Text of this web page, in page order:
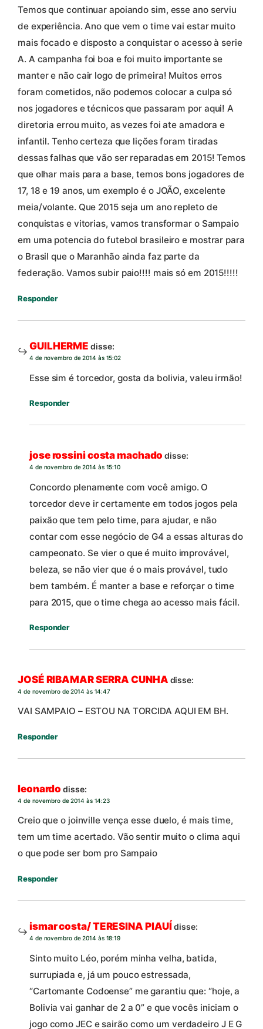
Temos que continuar apoiando sim, esse ano serviu
de experiência. Ano que vem o time vai estar muito
mais focado e disposto a conquistar o acesso à serie
A. A campanha foi boa e foi muito importante se
manter e não cair logo de primeira! Muitos erros
foram cometidos, não podemos colocar a culpa só
nos jogadores e técnicos que passaram por aqui! A
diretoria errou muito, as vezes foi ate amadora e
infantil. Tenho certeza que lições foram tiradas
dessas falhas que vão ser reparadas em 2015! Temos
que olhar mais para a base, temos bons jogadores de
17, 18 e 19 anos, um exemplo é o JOÃO, excelente
meia/volante. Que 2015 seja um ano repleto de
conquistas e vitorias, vamos transformar o Sampaio
em uma potencia do futebol brasileiro e mostrar para
o Brasil que o Maranhão ainda faz parte da
federação. Vamos subir paio!!!! mais só em 2015!!!!!
Responder
GUILHERME disse:
4 de novembro de 2014 às 15:02
Esse sim é torcedor, gosta da bolivia, valeu irmão!
Responder
jose rossini costa machado disse:
4 de novembro de 2014 às 15:10
Concordo plenamente com você amigo. O
torcedor deve ir certamente em todos jogos pela
paixão que tem pelo time, para ajudar, e não
contar com esse negócio de G4 a essas alturas do
campeonato. Se vier o que é muito improvável,
beleza, se não vier que é o mais provável, tudo
bem também. É manter a base e reforçar o time
para 2015, que o time chega ao acesso mais fácil.
Responder
JOSÉ RIBAMAR SERRA CUNHA disse:
4 de novembro de 2014 às 14:47
VAI SAMPAIO – ESTOU NA TORCIDA AQUI EM BH.
Responder
leonardo disse:
4 de novembro de 2014 às 14:23
Creio que o joinville vença esse duelo, é mais time,
tem um time acertado. Vão sentir muito o clima aqui
o que pode ser bom pro Sampaio
Responder
ismar costa/ TERESINA PIAUÍdisse:
4 de novembro de 2014 às 18:19
Sinto muito Léo, porém minha velha, batida,
surrupiada e, já um pouco estressada,
“Cartomante Codoense” me garantiu que: “hoje, a
Bolivia vai ganhar de 2 a 0” e que vocês iniciam o
jogo como JEC e sairão como um verdadeiro J E G